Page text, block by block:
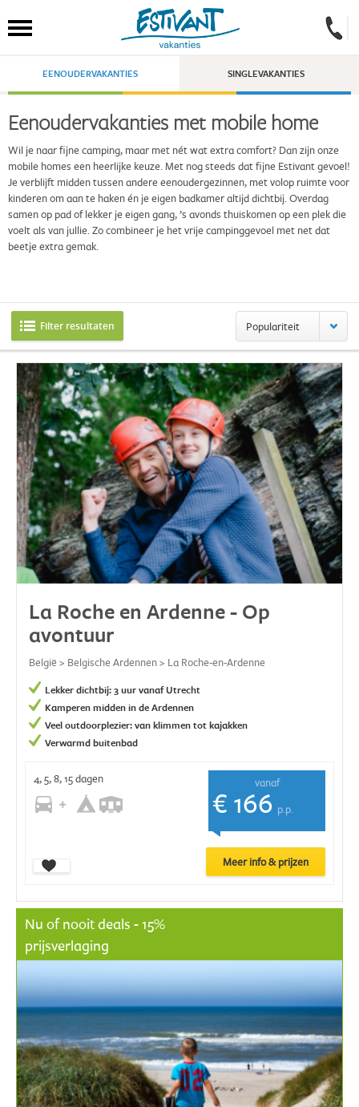
EENOUDERVAKANTIES SINGLEVAKANTIES
Eenoudervakanties met mobile home
Wil je naar fijne camping, maar met nét wat extra comfort? Dan zijn onze
mobile homes een heerlijke keuze. Met nog steeds dat fijne Estivant gevoel!
Je verblijft midden tussen andere eenoudergezinnen, met volop ruimte voor
kinderen om aan te haken én je eigen badkamer altijd dichtbij. Overdag
samen op pad of lekker je eigen gang, ’s avonds thuiskomen op een plek die
voelt als van jullie. Zo combineer je het vrije campinggevoel met net dat
beetje extra gemak.
Filter resultaten Populariteit
La Roche en Ardenne - Op
avontuur
België > Belgische Ardennen > La Roche-en-Ardenne
Lekker dichtbij: 3 uur vanaf Utrecht
Kamperen midden in de Ardennen
Veel outdoorplezier: van klimmen tot kajakken
Verwarmd buitenbad
vanaf
€ 166 p.p.
4, 5, 8, 15 dagen
Meer info & prijzen
Nu of nooit deals - 15%
prijsverlaging